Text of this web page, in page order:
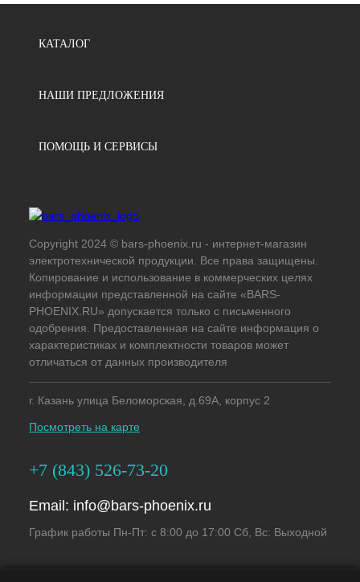
КАТАЛОГ
НАШИ ПРЕДЛОЖЕНИЯ
ПОМОЩЬ И СЕРВИСЫ
Copyright 2024 © bars-phoenix.ru - интернет-магазин
электротехнической продукции. Все права защищены.
Копирование и использование в коммерческих целях
информации представленной на сайте «BARS-
PHOENIX.RU» допускается только с письменного
одобрения. Предоставленная на сайте информация о
характеристиках и комплектности товаров может
отличаться от данных производителя
г. Казань улица Беломорская, д.69А, корпус 2
Посмотреть на карте
+7 (843) 526-73-20
Email: info@bars-phoenix.ru
График работы Пн-Пт: с 8:00 до 17:00 Сб, Вс: Выходной